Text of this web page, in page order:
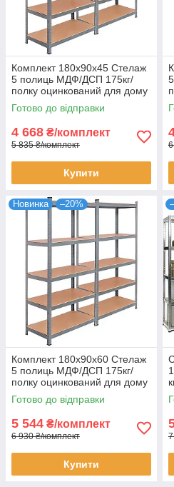
Комплект 180х90х45 Стелаж
5 полиць МДФ/ДСП 175кг/
полку оцинкований для дому
офісу склад 2 штуки
Готово до відправки
4 668 ₴/комплект
5 835 ₴/комплект
Купити
Новинка –20%
Комплект 180х90х60 Стелаж
5 полиць МДФ/ДСП 175кг/
полку оцинкований для дому
офісу склад 2 штуки
Готово до відправки
5 544 ₴/комплект
6 930 ₴/комплект
Купити